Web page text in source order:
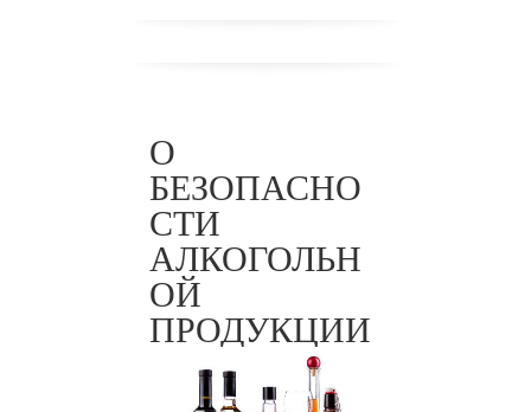
ТР
ЕАЭС
047/201
О
БЕЗОПАСНО
СТИ
АЛКОГОЛЬН
ОЙ
ПРОДУКЦИИ